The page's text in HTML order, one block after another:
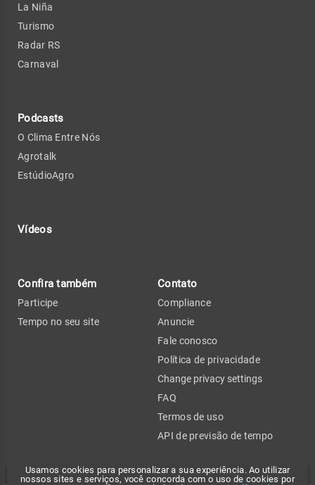
Usamos cookies para personalizar a sua experiência. Ao utilizar
nossos sites e serviços, você concorda com o uso de cookies por
La Niña
Turismo
Radar RS
Carnaval
Podcasts
O Clima Entre Nós
Agrotalk
EstúdioAgro
Vídeos
Confira também
Participe
Tempo no seu site
Contato
Compliance
Anuncie
Fale conosco
Política de privacidade
Change privacy settings
FAQ
Termos de uso
API de previsão de tempo